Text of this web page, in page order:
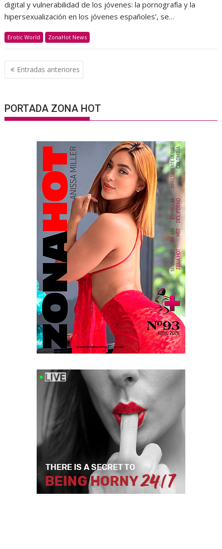
digital y vulnerabilidad de los jóvenes: la pornografía y la
hipersexualización en los jóvenes españoles’, se…
Erotic World ZonaHot News
Navegación
de
Entradas anteriores
PORTADA ZONA HOT